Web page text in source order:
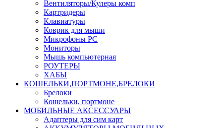
Вентиляторы/Кулеры комп
Картридеры
Клавиатуры
Коврик для мыши
Микрофоны PC
Мониторы
Мышь компьютерная
РОУТЕРЫ
ХАБЫ
КОШЕЛЬКИ,ПОРТМОНЕ,БРЕЛОКИ
Брелоки
Кошельки, портмоне
МОБИЛЬНЫЕ АКСЕССУАРЫ
Адаптеры для сим карт